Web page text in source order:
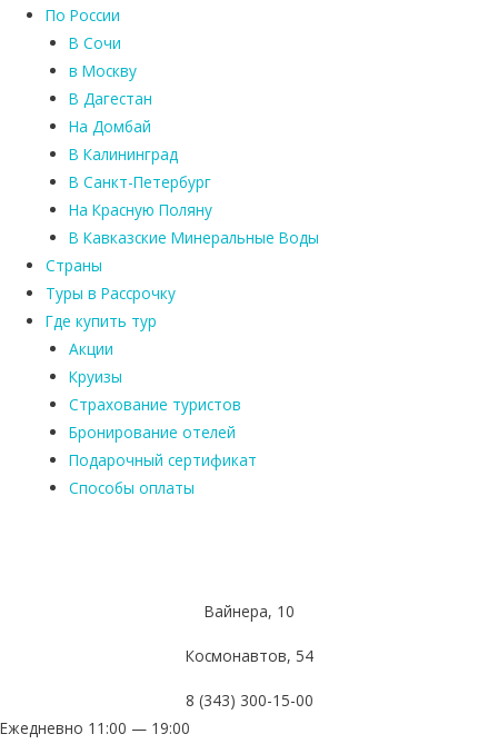
По России
В Сочи
в Москву
В Дагестан
На Домбай
В Калининград
В Санкт-Петербург
На Красную Поляну
В Кавказские Минеральные Воды
Страны
Туры в Рассрочку
Где купить тур
Акции
Круизы
Страхование туристов
Бронирование отелей
Подарочный сертификат
Способы оплаты
Вайнера, 10
Космонавтов, 54
8 (343) 300-15-00
Ежедневно 11:00 — 19:00